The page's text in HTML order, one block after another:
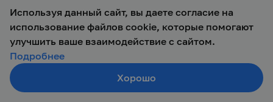
автоматизации ONI® и продукции для IT
технологий ITK®.
Компания предлагает самый широкий
ассортимент оборудования для
в сфере строительства, ЖКХ,
Обладая современной научно-
производственной базой, компания
в первую очередь инвестирует в развитие
и стремится максимально реализовать
Используя данный сайт, вы даете согласие на
использование файлов cookie, которые помогают
улучшить ваше взаимодействие с сайтом.
Подробнее
Хорошо